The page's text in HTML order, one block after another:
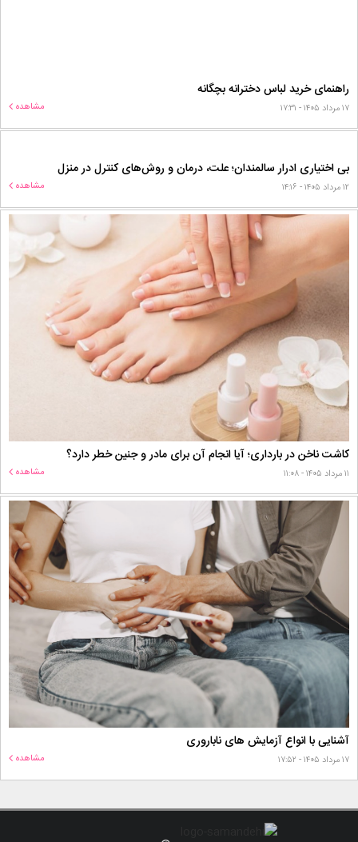
راهنمای خرید لباس دخترانه بچگانه
۱۷ مرداد ۱۴۰۵ - ۱۷:۳۱ مشاهده
بی اختیاری ادرار سالمندان؛ علت، درمان و روش‌های کنترل در منزل
۱۲ مرداد ۱۴۰۵ - ۱۴:۱۶ مشاهده
کاشت ناخن در بارداری؛ آیا انجام آن برای مادر و جنین خطر دارد؟
۱۱ مرداد ۱۴۰۵ - ۱۱:۰۸ مشاهده
آشنایی با انواع آزمایش های ناباروری
۱۷ مرداد ۱۴۰۵ - ۱۷:۵۲ مشاهده